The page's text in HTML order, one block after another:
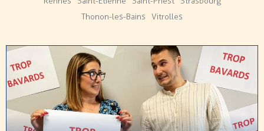
Thonon-les-Bains
Vitrolles